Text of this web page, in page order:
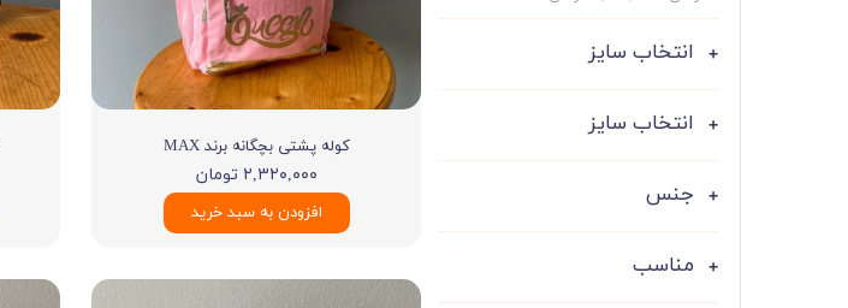
ست لباس مردانه ژاکت زنانه
مایو و گن
سرهم و تولوم
ست لباس زنانه
کیف و کفش
دستکش گلف
کوله پشتی بچگانه برند MAX
۲,۳۲۰,۰۰۰ تومان
افزودن به سبد خرید
انتخاب سایز
انتخاب سایز
جنس
مناسب